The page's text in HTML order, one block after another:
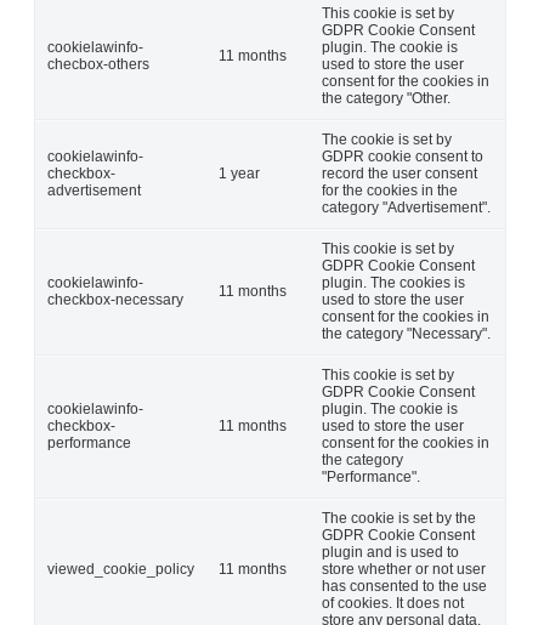
cookielawinfo-
checbox-others
11 months
This cookie is set by
GDPR Cookie Consent
plugin. The cookie is
used to store the user
consent for the cookies in
the category "Other.
cookielawinfo-
checkbox-
advertisement
1 year
The cookie is set by
GDPR cookie consent to
record the user consent
for the cookies in the
category "Advertisement".
cookielawinfo-
checkbox-necessary
11 months
This cookie is set by
GDPR Cookie Consent
plugin. The cookies is
used to store the user
consent for the cookies in
the category "Necessary".
cookielawinfo-
checkbox-
performance
11 months
This cookie is set by
GDPR Cookie Consent
plugin. The cookie is
used to store the user
consent for the cookies in
the category
"Performance".
viewed_cookie_policy 11 months
The cookie is set by the
GDPR Cookie Consent
plugin and is used to
store whether or not user
has consented to the use
of cookies. It does not
store any personal data.